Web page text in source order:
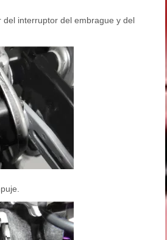
del interruptor del embrague y del